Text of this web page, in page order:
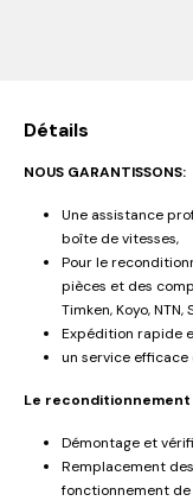
Détails
NOUS GARANTISSONS:
Une assistance
boîte de vitesses,
Pour le
pièces et des
Timken, Koyo, NTN,
Expédition rapide
un service
Le
Démontage et
Remplacement
fonctionnement